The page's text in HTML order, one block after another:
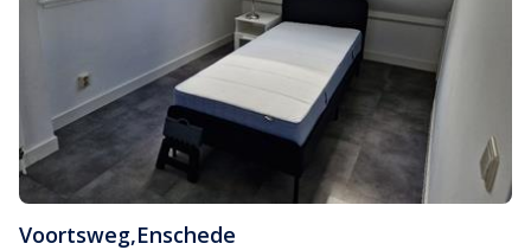
Voortsweg,Enschede